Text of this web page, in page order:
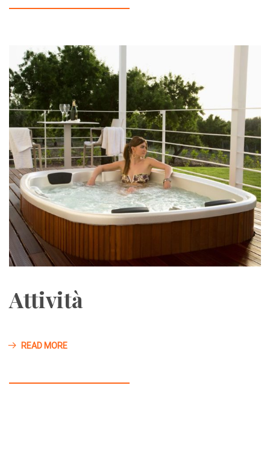
Attività
READ MORE